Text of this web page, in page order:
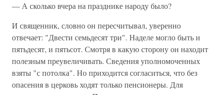
— А сколько вчера на празднике народу было?
И священник, словно он пересчитывал, уверенно
отвечает: "Двести семьдесят три". Наделе могло быть и
пятьдесят, и пятьсот. Смотря в какую сторону он находит
полезным преувеличивать. Сведения уполномоченных
взяты "с потолка". Но приходится согласиться, что без
опасения в церковь ходят только пенсионеры. Для